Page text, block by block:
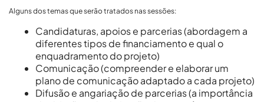
Alguns dos temas que serão tratados nas sessões:
Candidaturas, apoios e parcerias (abordagem a
diferentes tipos de financiamento e qual o
enquadramento do projeto)
Comunicação (compreender e elaborar um
plano de comunicação adaptado a cada projeto)
Difusão e angariação de parcerias (a importância